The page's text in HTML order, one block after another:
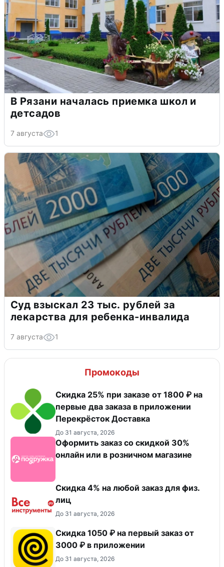
В Рязани началась приемка школ и
детсадов
7 августа 1
Суд взыскал 23 тыс. рублей за
лекарства для ребенка-инвалида
7 августа 1
Промокоды
Скидка 25% при заказе от 1800 ₽ на
первые два заказа в приложении
Перекрёсток Доставка
До 31 августа, 2026
Оформить заказ со скидкой 30%
онлайн или в розничном магазине
Скидка 4% на любой заказ для физ.
лиц
До 31 августа, 2026
Скидка 1050 ₽ на первый заказ от
3000 ₽ в приложении
До 31 августа, 2026